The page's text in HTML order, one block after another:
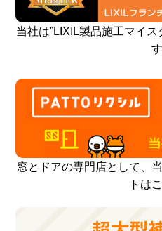
当社は”LIXIL製品施工マイ
す
窓とドアの専門店として、
トは